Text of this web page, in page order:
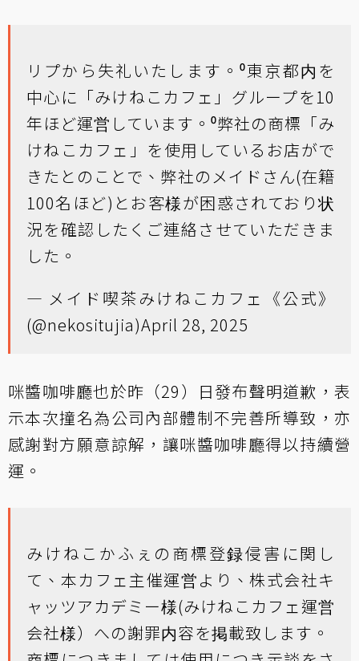
リプから失礼いたします。⁰東京都内を
中心に「みけねこカフェ」グループを10
年ほど運営しています。⁰弊社の商標「み
けねこカフェ」を使用しているお店がで
きたとのことで、弊社のメイドさん(在籍
100名ほど)とお客様が困惑されており状
況を確認したくご連絡させていただきま
した。
— メイド喫茶みけねこカフェ《公式》
(@nekositujia)April 28, 2025
咪醬咖啡廳也於昨（29）日發布聲明道歉，表
示本次撞名為公司內部體制不完善所導致，亦
感謝對方願意諒解，讓咪醬咖啡廳得以持續營
運。
みけねこかふぇの商標登録侵害に関し
て、本カフェ主催運営より、株式会社キ
ャッツアカデミー様(みけねこカフェ運営
会社様）への謝罪内容を掲載致します。